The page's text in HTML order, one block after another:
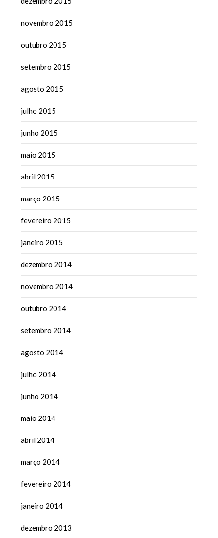
novembro 2015
outubro 2015
setembro 2015
agosto 2015
julho 2015
junho 2015
maio 2015
abril 2015
março 2015
fevereiro 2015
janeiro 2015
dezembro 2014
novembro 2014
outubro 2014
setembro 2014
agosto 2014
julho 2014
junho 2014
maio 2014
abril 2014
março 2014
fevereiro 2014
janeiro 2014
dezembro 2013